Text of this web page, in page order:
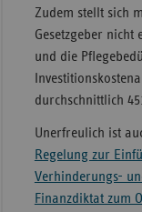
Zudem stellt sich
Gesetzgeber
und die
durchschnittlich
Unerfreulich ist
Regelung zur
Verhinderungs-
Finanzdiktat zum